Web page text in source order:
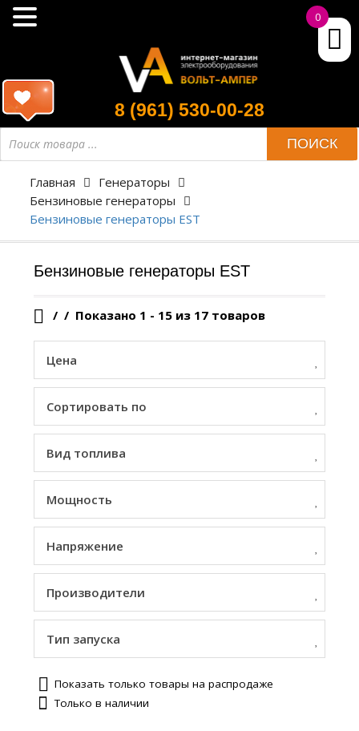
8 (961) 530-00-28
товара
ПОИСК
Главная
Генераторы
Бензиновые генераторы
Бензиновые генераторы EST
Бензиновые генераторы EST
/ Показано 1 - 15 из 17 товаров
Цена
Сортировать по
Вид топлива
Мощность
Напряжение
Производители
Тип запуска
Показать только товары на распродаже
Только в наличии
0